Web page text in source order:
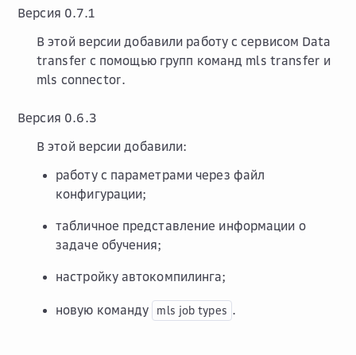
Версия 0.7.1
В этой версии добавили работу с сервисом Data
transfer с помощью групп команд mls transfer и
mls connector.
Версия 0.6.3
В этой версии добавили:
работу с параметрами через файл
конфигурации;
табличное представление информации о
задаче обучения;
настройку автокомпилинга;
новую команду mls job types .